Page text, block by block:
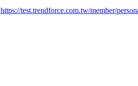
https://test.trendforce.com.tw/member/